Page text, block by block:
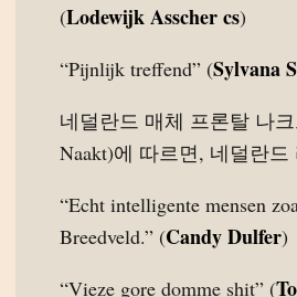
(Lodewijk Asscher cs)
“Pijnlijk treffend” (Sylvana
네덜란드 매체 프론탈 나
Naakt)에 따르면, 네덜란드
“Echt intelligente mensen
Breedveld.” (Candy Dulfer)
“Vieze gore domme shit” (